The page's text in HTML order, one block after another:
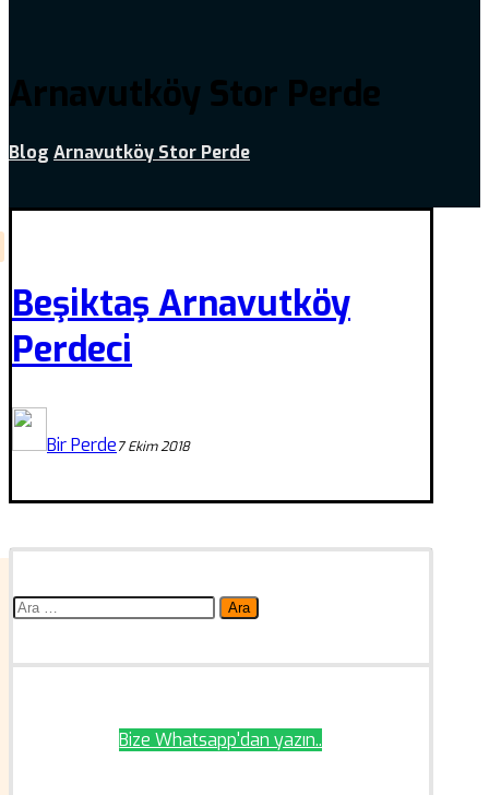
Arnavutköy Stor Perde
Blog Arnavutköy Stor Perde
Beşiktaş Arnavutköy
Perdeci
Bir Perde7 Ekim 2018
Arama:
Bize Whatsapp'dan yazın..